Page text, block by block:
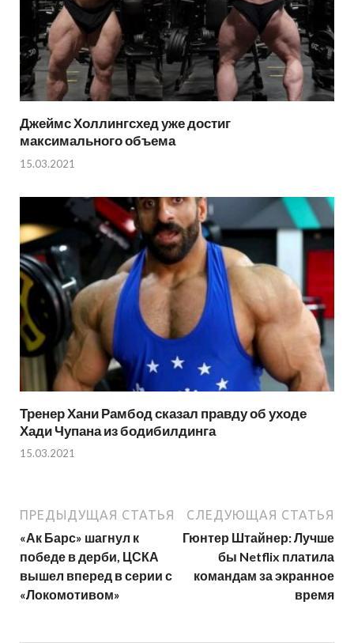
Джеймс Холлингсхед уже достиг
максимального объема
15.03.2021
Тренер Хани Рамбод сказал правду об уходе
Хади Чупана из бодибилдинга
15.03.2021
ПРЕДЫДУЩАЯ СТАТЬЯ
«Ак Барс» шагнул к
победе в дерби, ЦСКА
вышел вперед в серии с
«Локомотивом»
СЛЕДУЮЩАЯ СТАТЬЯ
Гюнтер Штайнер: Лучше
бы Netflix платила
командам за экранное
время